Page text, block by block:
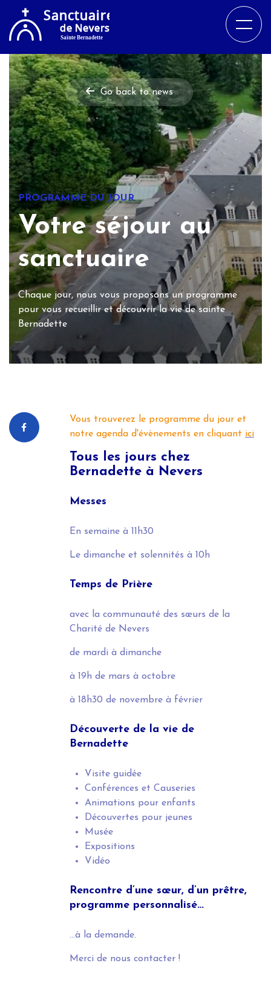
Go back to news
PROGRAMME DU JOUR
Votre séjour au
sanctuaire
Chaque jour, nous vous proposons un programme
pour vous recueillir et découvrir la vie de sainte
Bernadette
Vous trouverez le programme du jour et
notre agenda d'évènements en cliquant ici
Tous les jours chez
Bernadette à Nevers
Messes
En semaine à 11h30
Le dimanche et solennités à 10h
Temps de Prière
avec la communauté des sœurs de la
Charité de Nevers
de mardi à dimanche
à 19h de mars à octobre
à 18h30 de novembre à février
Découverte de la vie de
Bernadette
Visite guidée
Conférences et Causeries
Animations pour enfants
Découvertes pour jeunes
Musée
Expositions
Vidéo
Rencontre d’une sœur, d’un prêtre,
programme personnalisé…
…à la demande.
Merci de nous contacter !